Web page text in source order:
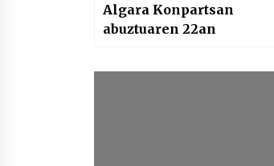
Algara Konpartsan
abuztuaren 22an